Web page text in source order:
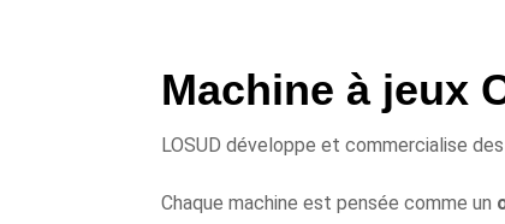
Machine à jeux
LOSUD développe et commercialise
Chaque machine est pensée comme un